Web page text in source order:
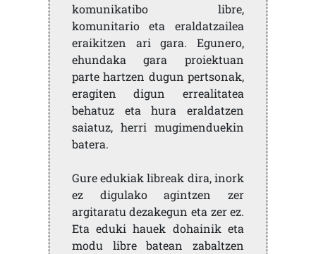
komunikatibo libre,
komunitario eta eraldatzailea
eraikitzen ari gara. Egunero,
ehundaka gara proiektuan
parte hartzen dugun pertsonak,
eragiten digun errealitatea
behatuz eta hura eraldatzen
saiatuz, herri mugimenduekin
batera.
Gure edukiak libreak dira, inork
ez digulako agintzen zer
argitaratu dezakegun eta zer ez.
Eta eduki hauek dohainik eta
modu libre batean zabaltzen